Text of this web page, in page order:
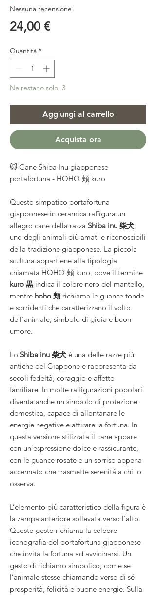
Nessuna recensione
24,00 €Prezzo
Quantità *
Ne restano solo: 3
Aggiungi al carrello
Acquista ora
😺 Cane Shiba Inu giapponese
portafortuna - HOHO 頬 kuro
Questo simpatico portafortuna
giapponese in ceramica raffigura un
allegro cane della razza Shiba inu 柴犬,
uno degli animali più amati e riconoscibili
della tradizione giapponese. La piccola
scultura appartiene alla tipologia
chiamata HOHO 頬 kuro, dove il termine
kuro 黒 indica il colore nero del mantello,
mentre hoho 頬richiama le guance tonde
e sorridenti che caratterizzano il volto
dell’animale, simbolo di gioia e buon
umore.
Lo Shiba inu 柴犬 è una delle razze più
antiche del Giappone e rappresenta da
secoli fedeltà, coraggio e affetto
familiare. In molte raffigurazioni popolari
diventa anche un simbolo di protezione
domestica, capace di allontanare le
energie negative e attirare la fortuna. In
questa versione stilizzata il cane appare
con un’espressione dolce e rassicurante,
con le guance rosate e un sorriso appena
accennato che trasmette serenità a chi lo
osserva.
L’elemento più caratteristico della figura è
la zampa anteriore sollevata verso l’alto.
Questo gesto richiama la celebre
iconografia del portafortuna giapponese
che invita la fortuna ad avvicinarsi. Un
gesto di richiamo simbolico, come se
l’animale stesse chiamando verso di sé
prosperità, felicità e buone energie. Sulla